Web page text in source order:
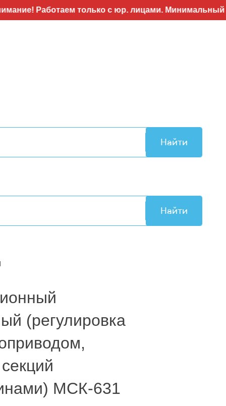
только с юр. лицами. Минимальный заказ
Найти
Найти
(регулировка
МСК-631